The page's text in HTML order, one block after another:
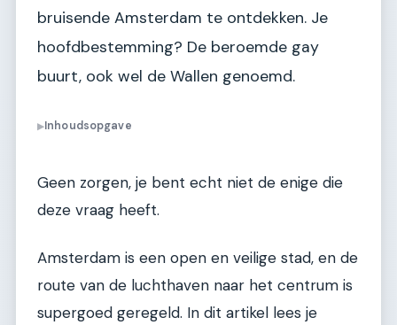
bruisende Amsterdam te ontdekken. Je
hoofdbestemming? De beroemde gay
buurt, ook wel de Wallen genoemd.
▶Inhoudsopgave
Geen zorgen, je bent echt niet de enige die
deze vraag heeft.
Amsterdam is een open en veilige stad, en de
route van de luchthaven naar het centrum is
supergoed geregeld. In dit artikel lees je